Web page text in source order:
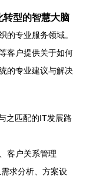
转型的智慧大脑
的专业服务领域。
客户提供关于如何
的专业建议与解决
之匹配的IT发展路
客户关系管理
求分析、方案设